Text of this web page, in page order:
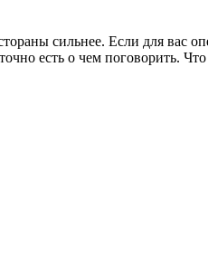
сильнее. Если для вас
есть о чем поговорить. Что